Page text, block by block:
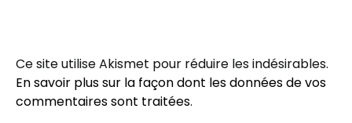
Ce site utilise Akismet pour réduire les indésirables.
En savoir plus sur la façon dont les données de vos
commentaires sont traitées.